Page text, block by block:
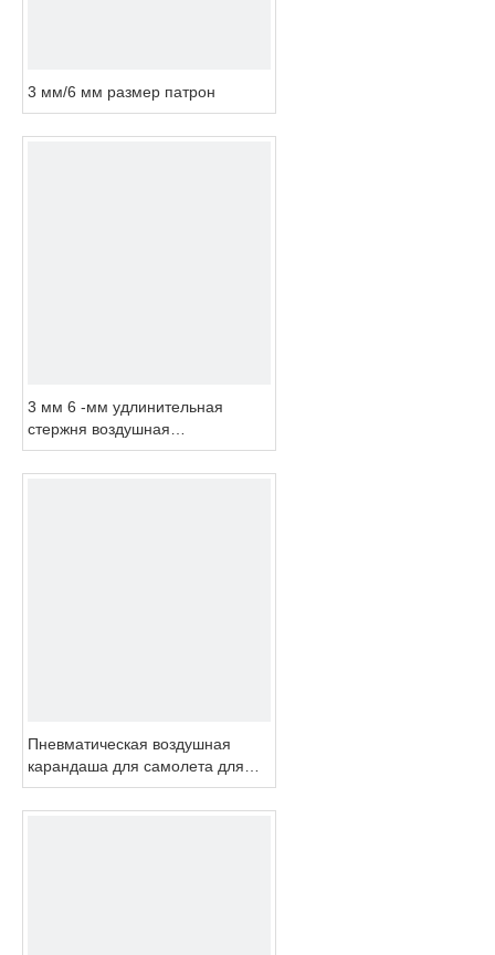
3 мм/6 мм размер патрон
3 мм 6 -мм удлинительная
стержня воздушная
шлифовальная мельница
высокая скорость
Пневматическая воздушная
карандаша для самолета для
самолетной промышленности